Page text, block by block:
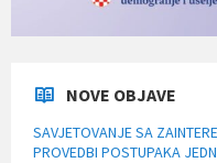
NOVE OBJAVE
SAVJETOVANJE SA
PROVEDBI POSTUPAKA